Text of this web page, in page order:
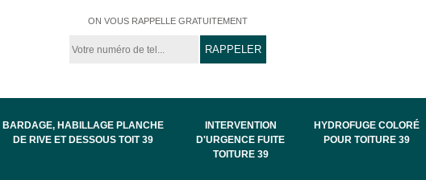
ON VOUS RAPPELLE GRATUITEMENT
BARDAGE, HABILLAGE PLANCHE
DE RIVE ET DESSOUS TOIT 39
INTERVENTION
D'URGENCE FUITE
TOITURE 39
HYDROFUGE COLORÉ
POUR TOITURE 39